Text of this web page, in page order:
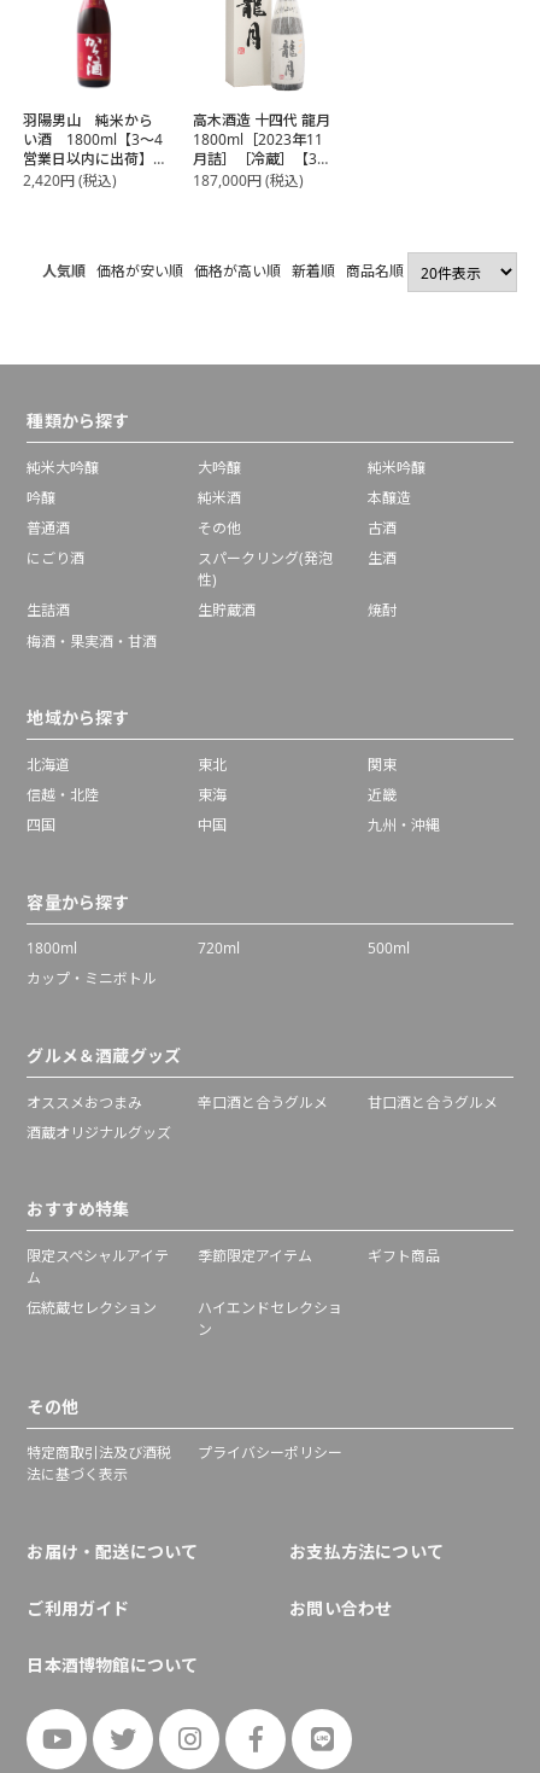
羽陽男山 純米から
い酒 1800ml【3～4
営業日以内に出荷】
日本酒 男山酒造
2,420円(税込)
高木酒造 十四代 龍月
1800ml［2023年11
月詰］［冷蔵］【3～
4営業日以内に出荷】
187,000円(税込)
人気順 価格が安い順 価格が高い順 新着順 商品名順
種類から探す
純米大吟醸 大吟醸
純米吟醸
吟醸
純米酒
本醸造
普通酒
その他
古酒
にごり酒
スパークリング(発泡
性)
生酒
生詰酒 生貯蔵酒
焼酎
梅酒・果実酒・甘酒
地域から探す
北海道 東北
関東
信越・北陸
東海
近畿
四国
中国 九州・沖縄
容量から探す
1800ml 720ml
500ml
カップ・ミニボトル
グルメ＆酒蔵グッズ
オススメおつまみ 辛口酒と合うグルメ
甘口酒と合うグルメ
酒蔵オリジナルグッズ
おすすめ特集
限定スペシャルアイテ
ム
季節限定アイテム ギフト商品
伝統蔵セレクション
ハイエンドセレクショ
ン
その他
特定商取引法及び酒税
法に基づく表示
プライバシーポリシー
お届け・配送について お支払方法について
ご利用ガイド お問い合わせ
日本酒博物館について